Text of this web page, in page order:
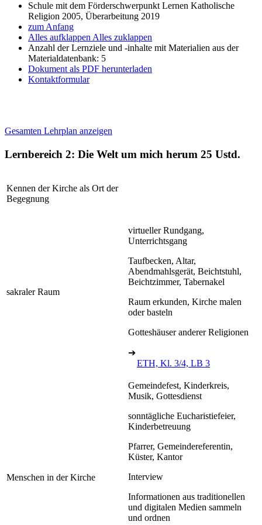
Schule mit dem Förderschwerpunkt Lernen Katholische
Religion 2005, Überarbeitung 2019
zum Anfang
Alles aufklappen Alles zuklappen
Anzahl der Lernziele und -inhalte mit Materialien aus der
Materialdatenbank: 5
Dokument als PDF herunterladen
Kontaktformular
Gesamten Lehrplan anzeigen
Lernbereich 2: Die Welt um mich herum 25 Ustd.
Kennen der Kirche als Ort der
Begegnung
sakraler Raum
virtueller Rundgang,
Unterrichtsgang
Taufbecken, Altar,
Abendmahlsgerät, Beichtstuhl,
Beichtzimmer, Tabernakel
Raum erkunden, Kirche malen
oder basteln
Gotteshäuser anderer Religionen
➔
ETH, Kl. 3/4, LB 3
Menschen in der Kirche
Gemeindefest, Kinderkreis,
Musik, Gottesdienst
sonntägliche Eucharistiefeier,
Kinderbetreuung
Pfarrer, Gemeindereferentin,
Küster, Kantor
Interview
Informationen aus traditionellen
und digitalen Medien sammeln
und ordnen